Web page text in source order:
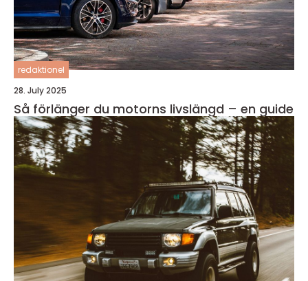
redaktionel
28. July 2025
Så förlänger du motorns livslängd – en guide